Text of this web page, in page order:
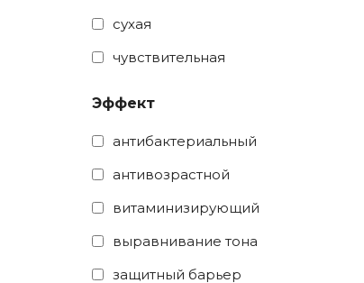
сухая
чувствительная
Эффект
антибактериальный
антивозрастной
витаминизирующий
выравнивание тона
защитный барьер